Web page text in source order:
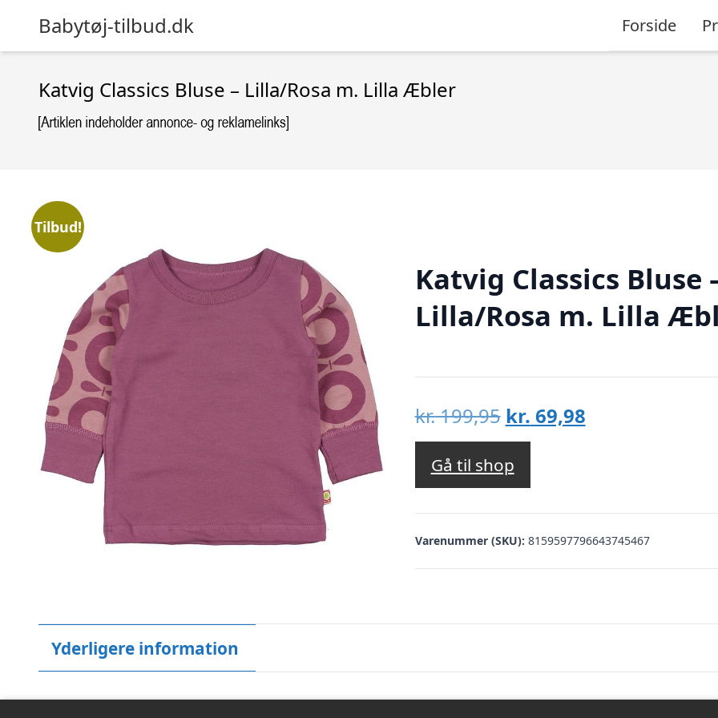
Babytøj-tilbud.dk Forside
Katvig Classics Bluse – Lilla/Rosa m. Lilla Æbler
Tilbud!
Katvig Classics Bluse
Lilla/Rosa m. Lilla
kr.199,95 Den
oprindelige
pris
var:
kr. 199,95.
kr. 69,98Den
kr. 69,98.
Gå til shop
Varenummer (SKU): 8159597796643745467
Yderligere information